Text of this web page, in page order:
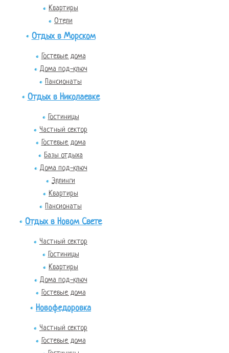
Квартиры
Отели
Отдых в Морском
Гостевые дома
Дома под-ключ
Пансионаты
Отдых в Николаевке
Гостиницы
Частный сектор
Гостевые дома
Базы отдыха
Дома под-ключ
Эллинги
Квартиры
Пансионаты
Отдых в Новом Свете
Частный сектор
Гостиницы
Квартиры
Дома под-ключ
Гостевые дома
Новофедоровка
Частный сектор
Гостевые дома